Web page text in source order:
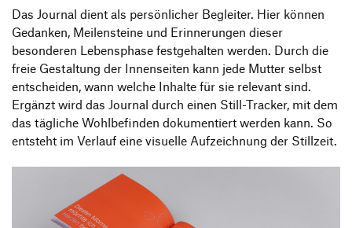
Das Journal dient als persönlicher Begleiter. Hier können
Gedanken, Meilensteine und Erinnerungen dieser
besonderen Lebensphase festgehalten werden. Durch die
freie Gestaltung der Innenseiten kann jede Mutter selbst
entscheiden, wann welche Inhalte für sie relevant sind.
Ergänzt wird das Journal durch einen Still-Tracker, mit dem
das tägliche Wohlbefinden dokumentiert werden kann. So
entsteht im Verlauf eine visuelle Aufzeichnung der Stillzeit.